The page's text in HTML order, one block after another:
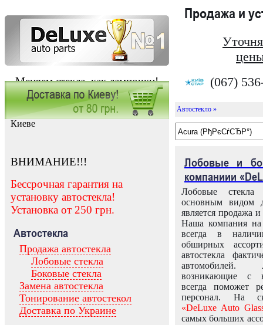
Меняем стекла, как лампочки!
Продажа и
(067)
Заказать установку автостекла в
Киеве
ВНИМАНИЕ!!!
Бессрочная гарантия на
установку автостекла!
Установка от 250 грн.
Автостекла
Продажа автостекла
Лобовые стекла
Боковые стекла
Замена автостекла
Тонирование автостекол
Доставка по Украине
Автостекло »
Лобовые и
компаниии
Лобовые
основным видом
является продажа и
Наша компания на
всегда в
обширных
автостекла
возникающие с
всегда поможет
персонал. На
«DeLuxe Auto
самых больших